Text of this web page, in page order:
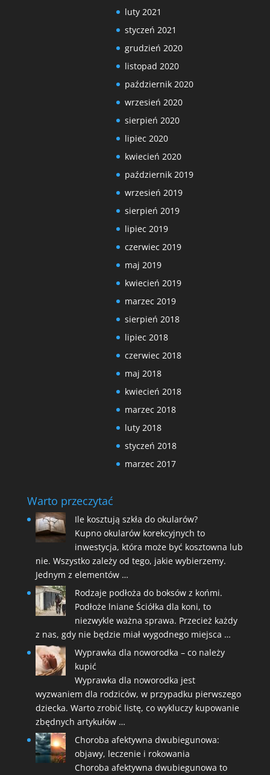
luty 2021
styczeń 2021
grudzień 2020
listopad 2020
październik 2020
wrzesień 2020
sierpień 2020
lipiec 2020
kwiecień 2020
październik 2019
wrzesień 2019
sierpień 2019
lipiec 2019
czerwiec 2019
maj 2019
kwiecień 2019
marzec 2019
sierpień 2018
lipiec 2018
czerwiec 2018
maj 2018
kwiecień 2018
marzec 2018
luty 2018
styczeń 2018
marzec 2017
Warto przeczytać
Ile kosztują szkła do okularów?
Kupno okularów korekcyjnych to
inwestycja, która może być kosztowna lub
nie. Wszystko zależy od tego, jakie wybierzemy.
Jednym z elementów …
Rodzaje podłoża do boksów z końmi.
Podłoże lniane Ściółka dla koni, to
niezwykle ważna sprawa. Przecież każdy
z nas, gdy nie będzie miał wygodnego miejsca …
Wyprawka dla noworodka – co należy
kupić
Wyprawka dla noworodka jest
wyzwaniem dla rodziców, w przypadku pierwszego
dziecka. Warto zrobić listę, co wykluczy kupowanie
zbędnych artykułów …
Choroba afektywna dwubiegunowa:
objawy, leczenie i rokowania
Choroba afektywna dwubiegunowa to